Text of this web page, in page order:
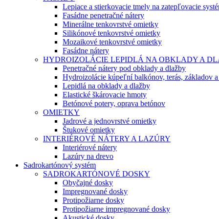
Lepiace a stierkovacie tmely na zatepľovacie
Fasádne penetračné nátery
Minerálne tenkovrstvé omietky
Silikónové tenkovrstvé omietky
Mozaikové tenkovrstvé omietky
Fasádne nátery
HYDROIZOLÁCIE LEPIDLÁ NA OBKLADY A
Penetračné nátery pod obklady a dlažby
Hydroizolácie kúpeľní balkónov, terás, základov
Lepidlá na obklady a dlažby
Elastické škárovacie hmoty
Betónové potery, oprava betónov
OMIETKY
Jadrové a jednovrstvé omietky
Štukové omietky
INTERIÉROVÉ NÁTERY A LAZÚRY
Interiérové nátery
Lazúry na drevo
Sadrokartónový systém
SADROKARTÓNOVÉ DOSKY
Obyčajné dosky
Impregnované dosky
Protipožiarne dosky
Protipožiarne impregnované dosky